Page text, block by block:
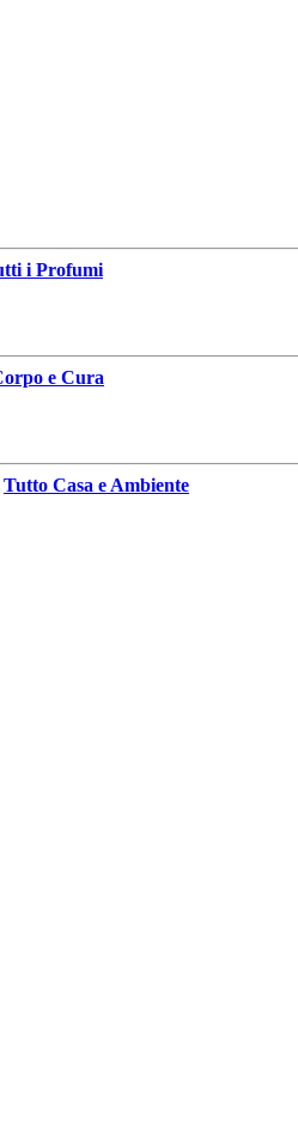
i Profumi
e Cura
Tutto Casa e Ambiente